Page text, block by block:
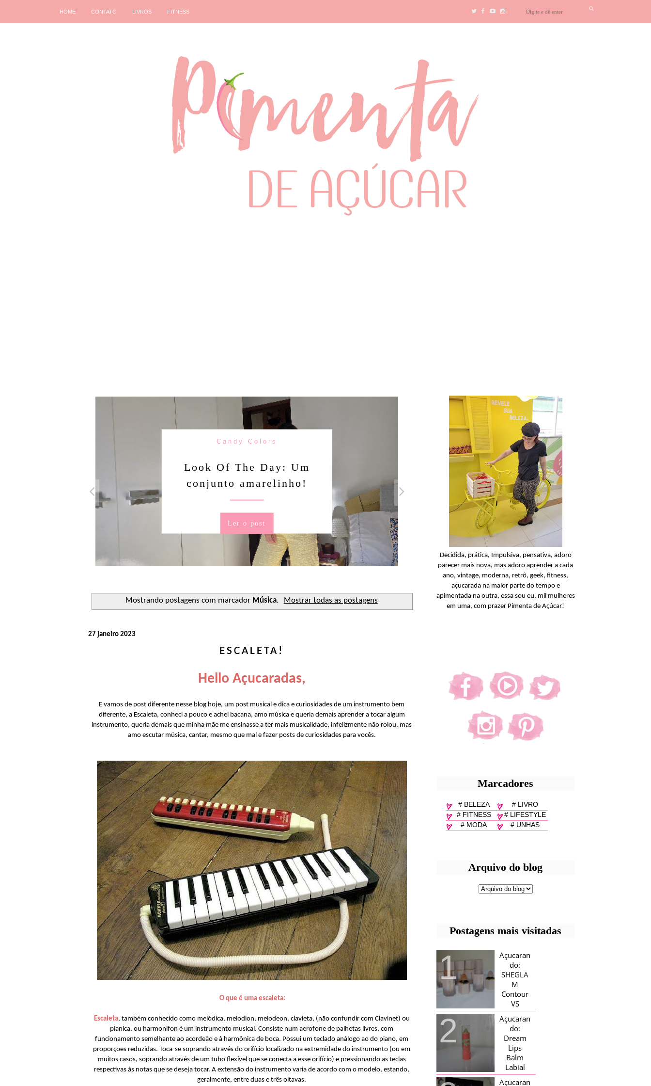
HOME CONTATO LIVROS FITNESS
Candy Colors
Look Of The Day: Um
conjunto amarelinho!
Ler o post
Açucarando:
Naturals Neutro
Balanceada Shampoo
Mostrando postagens com marcador Música. Mostrar todas as postagens
27 janeiro 2023
ESCALETA!
Hello Açucaradas,
E vamos de post diferente nesse blog hoje, um post musical e dica e curiosidades de um instrumento bem
diferente, a Escaleta, conheci a pouco e achei bacana, amo música e queria demais aprender a tocar algum
instrumento, queria demais que minha mãe me ensinasse a ter mais musicalidade, infelizmente não rolou, mas
amo escutar música, cantar, mesmo que mal e fazer posts de curiosidades para vocês.
O que é uma escaleta:
Escaleta, também conhecido como melódica, melodion, melodeon, clavieta, (não confundir com Clavinet) ou
pianica, ou harmonifon é um instrumento musical. Consiste num aerofone de palhetas livres, com
funcionamento semelhante ao acordeão e à harmônica de boca. Possui um teclado análogo ao do piano, em
proporções reduzidas. Toca-se soprando através do orifício localizado na extremidade do instrumento (ou em
muitos casos, soprando através de um tubo flexível que se conecta a esse orifício) e pressionando as teclas
respectivas às notas que se deseja tocar. A extensão do instrumento varia de acordo com o modelo, estando,
geralmente, entre duas e três oitavas.
Decidida, prática, Impulsiva, pensativa, adoro
parecer mais nova, mas adoro aprender a cada
ano, vintage, moderna, retrô, geek, fitness,
açucarada na maior parte do tempo e
apimentada na outra, essa sou eu, mil mulheres
em uma, com prazer Pimenta de Açúcar!
Marcadores
# BELEZA
# LIVRO
# FITNESS
# LIFESTYLE
# MODA
# UNHAS
Arquivo do blog
Postagens mais visitadas
Açucaran
do:
SHEGLA
M
Contour
VS
Bronzer!
HELLO AÇUCARADAS, E NESTE
MÊS CHEGOU AQUI EM CASA UMA
CAIXA RECHEADA DE SHEGLAM,
TINHA BLUSH, ILUMINADORES E
TODOS OS BRONZER E
CONTORNOS ...
Açucaran
do:
Dream
Lips
Balm
Labial
Magico
Açucaran